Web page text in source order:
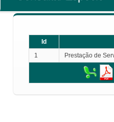
Id
1
Prestação de